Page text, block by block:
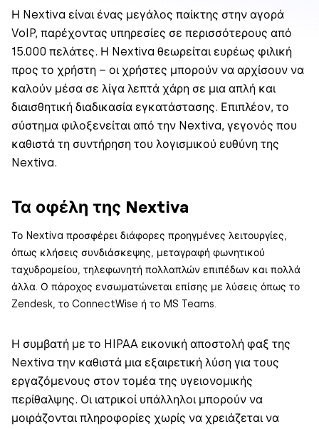
Η Nextiva είναι ένας μεγάλος παίκτης στην αγορά
VoIP, παρέχοντας υπηρεσίες σε περισσότερους από
15.000 πελάτες. Η Nextiva θεωρείται ευρέως φιλική
προς το χρήστη – οι χρήστες μπορούν να αρχίσουν να
καλούν μέσα σε λίγα λεπτά χάρη σε μια απλή και
διαισθητική διαδικασία εγκατάστασης. Επιπλέον, το
σύστημα φιλοξενείται από την Nextiva, γεγονός που
καθιστά τη συντήρηση του λογισμικού ευθύνη της
Nextiva.
Τα οφέλη της Nextiva
Το Nextiva προσφέρει διάφορες προηγμένες λειτουργίες,
όπως κλήσεις συνδιάσκεψης, μεταγραφή φωνητικού
ταχυδρομείου, τηλεφωνητή πολλαπλών επιπέδων και πολλά
άλλα. Ο πάροχος ενσωματώνεται επίσης με λύσεις όπως το
Zendesk, το ConnectWise ή το MS Teams.
Η συμβατή με το HIPAA εικονική αποστολή φαξ της
Nextiva την καθιστά μια εξαιρετική λύση για τους
εργαζόμενους στον τομέα της υγειονομικής
περίθαλψης. Οι ιατρικοί υπάλληλοι μπορούν να
μοιράζονται πληροφορίες χωρίς να χρειάζεται να